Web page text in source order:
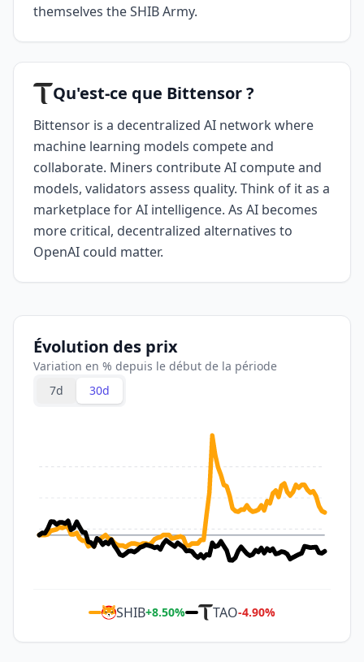
themselves the SHIB Army.
Qu'est-ce que Bittensor ?
Bittensor is a decentralized AI network where
machine learning models compete and
collaborate. Miners contribute AI compute and
models, validators assess quality. Think of it as a
marketplace for AI intelligence. As AI becomes
more critical, decentralized alternatives to
OpenAI could matter.
Évolution des prix
Variation en % depuis le début de la période
7d
30d
SHIB+8.50% TAO-4.90%